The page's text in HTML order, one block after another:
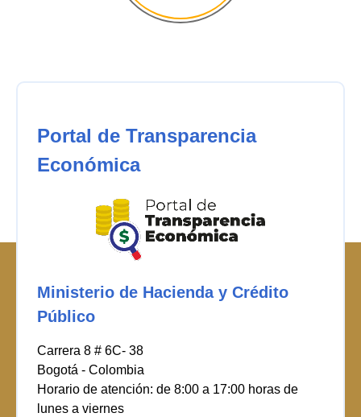
Portal de Transparencia
Económica
Ministerio de Hacienda y Crédito
Público
Carrera 8 # 6C- 38
Bogotá - Colombia
Horario de atención: de 8:00 a 17:00 horas de
lunes a viernes